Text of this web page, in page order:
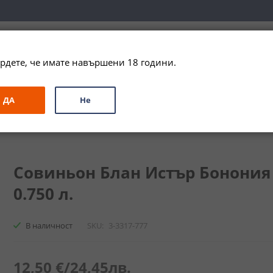
ЗА ПОДАРЪК ПРОМО СПЕЦИАЛНИ ПРЕДЛОЖЕНИЯ
Бонония / Sauvignon Blanc Istar Bononia
Совиньон Блан Истър
0.750 л.
В наличност SKU 3-3317-777
12,50 €/24,45лв.
че имате навършени 18 години.
ДА Не